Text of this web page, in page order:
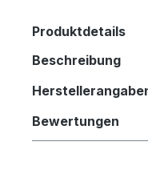
Produktdetails
Beschreibung
Bewertungen